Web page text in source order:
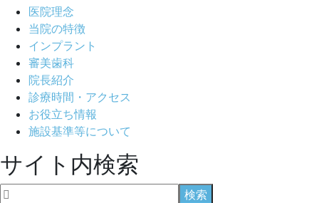
医院理念
当院の特徴
インプラント
審美歯科
院長紹介
診療時間・アクセス
お役立ち情報
施設基準等について
サイト内検索